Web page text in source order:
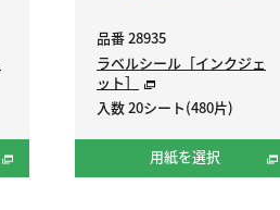
品番 28935
ラベルシール［インクジェ
ット］
入数 20シート(480片)
用紙を選択